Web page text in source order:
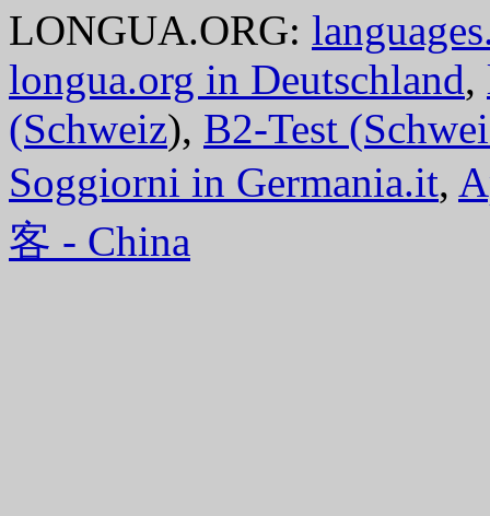
LONGUA.ORG:
longua.org in Deutschland,
(Schweiz), B2-Test
Soggiorni in Germania.it,
客 - China